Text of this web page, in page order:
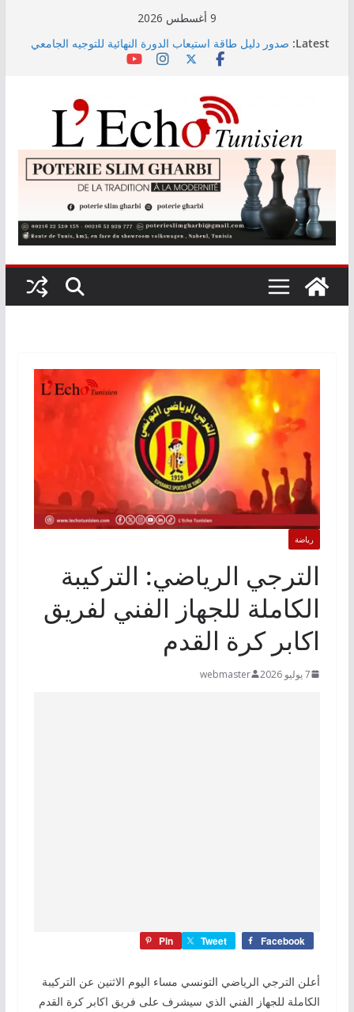
9 أغسطس 2026
Latest: صدور دليل طاقة استيعاب الدورة النهائية للتوجيه الجامعي
وزير التجهيز يتفقد سير أشغال مشروع المدخل الجنوبي
وزارة الأسرة: نسعى لاستكمال دراسة ميدانية حول ظاهرة
تسول الأطفال
مندوب عام حماية الطفولة يحذر
رياضة
الترجي الرياضي: التركيبة
الكاملة للجهاز الفني لفريق
اكابر كرة القدم
7 يوليو 2026 webmaster
Facebook
Tweet
Pin
أعلن الترجي الرياضي التونسي مساء اليوم الاثنين عن التركيبة
الكاملة للجهاز الفني الذي سيشرف على فريق اكابر كرة القدم